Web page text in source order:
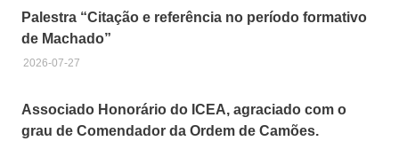
França
Palestra “Citação e referência no período formativo
de Machado”
2026-07-27
Associado Honorário do ICEA, agraciado com o
grau de Comendador da Ordem de Camões.